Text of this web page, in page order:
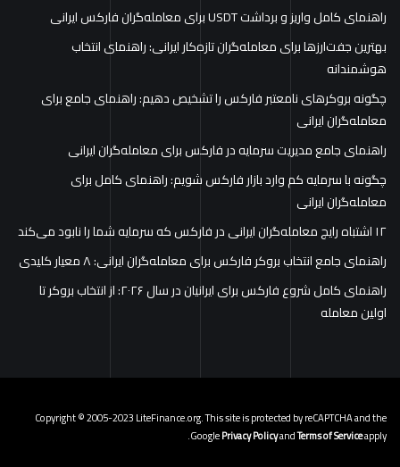
راهنمای کامل واریز و برداشت USDT برای معامله‌گران فارکس ایرانی
بهترین جفت‌ارزها برای معامله‌گران تازه‌کار ایرانی: راهنمای انتخاب
هوشمندانه
چگونه بروکرهای نامعتبر فارکس را تشخیص دهیم: راهنمای جامع برای
معامله‌گران ایرانی
راهنمای جامع مدیریت سرمایه در فارکس برای معامله‌گران ایرانی
چگونه با سرمایه کم وارد بازار فارکس شویم: راهنمای کامل برای
معامله‌گران ایرانی
۱۲ اشتباه رایج معامله‌گران ایرانی در فارکس که سرمایه شما را نابود می‌کند
راهنمای جامع انتخاب بروکر فارکس برای معامله‌گران ایرانی: ۸ معیار کلیدی
راهنمای کامل شروع فارکس برای ایرانیان در سال ۲۰۲۶: از انتخاب بروکر تا
اولین معامله
Copyright © 2005-2023 LiteFinance.org. This site is protected by reCAPTCHA and the
GooglePrivacy PolicyandTerms of Serviceapply.